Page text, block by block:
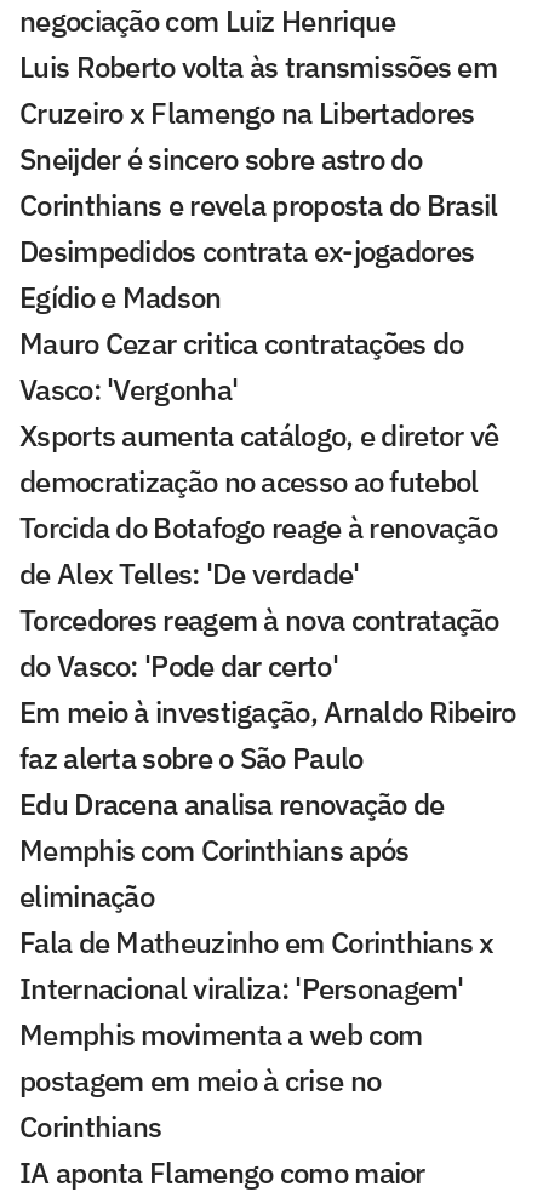
negociação com Luiz Henrique
Luis Roberto volta às transmissões em
Cruzeiro x Flamengo na Libertadores
Sneijder é sincero sobre astro do
Corinthians e revela proposta do Brasil
Desimpedidos contrata ex-jogadores
Egídio e Madson
Mauro Cezar critica contratações do
Vasco: 'Vergonha'
Xsports aumenta catálogo, e diretor vê
democratização no acesso ao futebol
Torcida do Botafogo reage à renovação
de Alex Telles: 'De verdade'
Torcedores reagem à nova contratação
do Vasco: 'Pode dar certo'
Em meio à investigação, Arnaldo Ribeiro
faz alerta sobre o São Paulo
Edu Dracena analisa renovação de
Memphis com Corinthians após
eliminação
Fala de Matheuzinho em Corinthians x
Internacional viraliza: 'Personagem'
Memphis movimenta a web com
postagem em meio à crise no
Corinthians
IA aponta Flamengo como maior